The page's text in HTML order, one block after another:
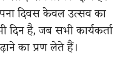
दिवस केवल उत्सव का
है, जब सभी कार्यकर्ता
का प्रण लेते हैं।